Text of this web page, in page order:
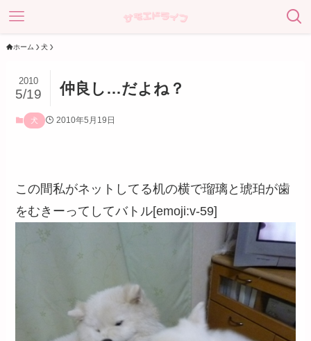
ホーム 犬
仲良し…だよね？
2010
5/19
犬 2010年5月19日
この間私がネットしてる机の横で瑠璃と琥珀が歯
をむきーってしてバトル[emoji:v-59]